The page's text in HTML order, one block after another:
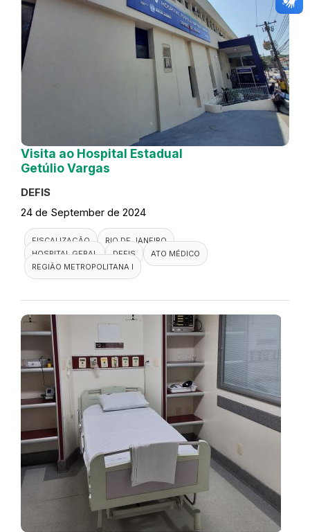
Visita ao Hospital Estadual
Getúlio Vargas
DEFIS
24 de September de 2024
FISCALIZAÇÃO
RIO DE JANEIRO
HOSPITAL GERAL
DEFIS
ATO MÉDICO
REGIÃO METROPOLITANA I